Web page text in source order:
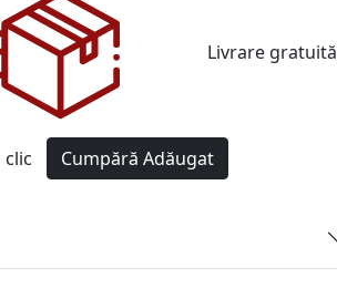
Livrare gratuită
clic Cumpără Adăugat